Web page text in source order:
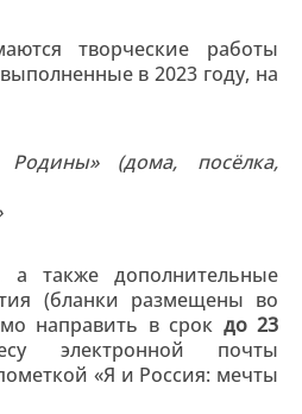
творческие работы
в 2023 году, на
(дома, посёлка,
а также дополнительные
(бланки размещены во
направить в срок до 23
электронной почты
«Я и Россия: мечты